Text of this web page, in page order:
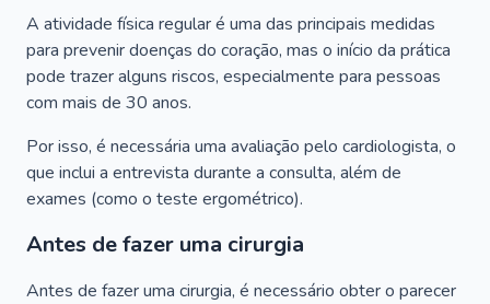
A atividade física regular é uma das principais medidas
para prevenir doenças do coração, mas o início da prática
pode trazer alguns riscos, especialmente para pessoas
com mais de 30 anos.
Por isso, é necessária uma avaliação pelo cardiologista, o
que inclui a entrevista durante a consulta, além de
exames (como o teste ergométrico).
Antes de fazer uma cirurgia
Antes de fazer uma cirurgia, é necessário obter o parecer